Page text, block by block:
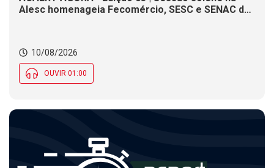
Alesc homenageia Fecomércio, SESC e SENAC de
10/08/2026
OUVIR 01:00